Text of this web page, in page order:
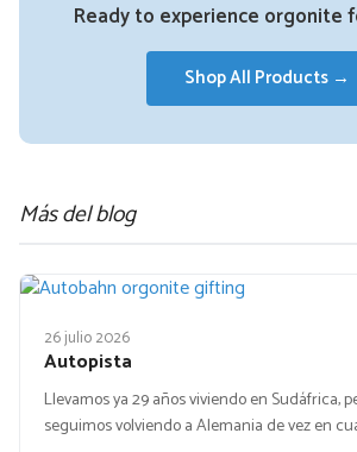
Ready to experience orgonite
Shop All Products →
Más del blog
26 julio 2026
Autopista
Llevamos ya 29 años viviendo en Sudáfrica,
seguimos volviendo a Alemania de vez en